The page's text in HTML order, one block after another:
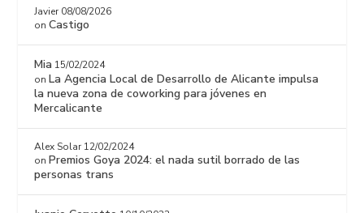
Javier 08/08/2026
onCastigo
Mia 15/02/2024
onLa Agencia Local de Desarrollo de Alicante impulsa
la nueva zona de coworking para jóvenes en
Mercalicante
Alex Solar 12/02/2024
onPremios Goya 2024: el nada sutil borrado de las
personas trans